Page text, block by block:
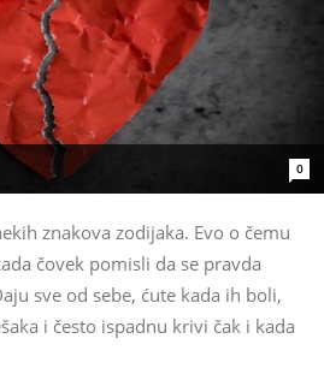
0
znakova zodijaka. Evo o čemu
čovek pomisli da se pravda
sve od sebe, ćute kada ih boli,
i često ispadnu krivi čak i kada